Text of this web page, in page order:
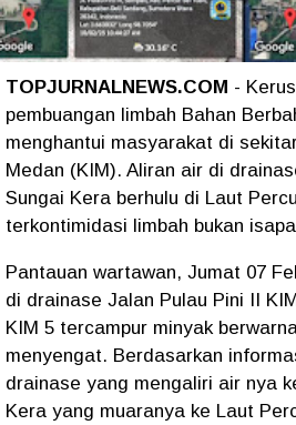
TOPJURNALNEWS.COM -
pembuangan limbah Bahan
menghantui masyarakat di
Medan (KIM). Aliran air di
Sungai Kera berhulu di Laut
terkontimidasi limbah bukan
Pantauan wartawan, Jumat 07
di drainase Jalan Pulau Pini II
KIM 5 tercampur minyak
menyengat. Berdasarkan
drainase yang mengaliri air nya
Kera yang muaranya ke Laut